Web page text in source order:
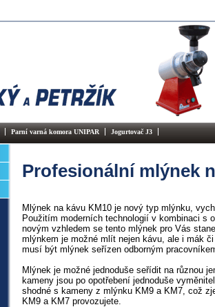
Parní varná komora UNIPAR Jogurtovač J3
Profesionální mlýnek
Mlýnek na kávu KM10 je nový typ mlýnku,
Použitím moderních technologií v kombinaci s
novým vzhledem se tento mlýnek pro Vás
mlýnkem je možné mlít nejen kávu, ale i mák
musí být mlýnek seřízen odborným
Mlýnek je možné jednoduše seřídit na různou
kameny jsou po opotřebení jednoduše
shodné s kameny z mlýnku KM9 a KM7, což
KM9 a KM7 provozujete.